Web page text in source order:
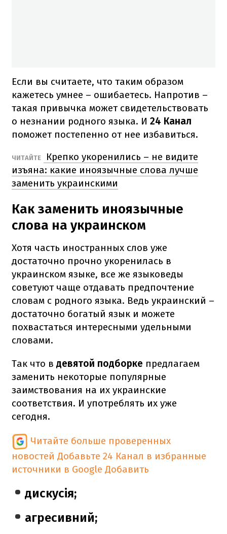
Если вы считаете, что таким образом
кажетесь умнее – ошибаетесь. Напротив –
такая привычка может свидетельствовать
о незнании родного языка. И 24 Канал
поможет постепенно от нее избавиться.
ЧИТАЙТЕ
Крепко укоренились – не видите
изъяна: какие иноязычные слова лучше
заменить украинскими
Как заменить иноязычные
слова на украинском
Хотя часть иностранных слов уже
достаточно прочно укоренилась в
украинском языке, все же языковеды
советуют чаще отдавать предпочтение
словам с родного языка. Ведь украинский –
достаточно богатый язык и можете
похвастаться интересными удельными
словами.
Так что в девятой подборке предлагаем
заменить некоторые популярные
заимствования на их украинские
соответствия. И употреблять их уже
сегодня.
Читайте больше проверенных
новостей Добавьте 24 Канал в избранные
источники в Google Добавить
дискусія;
агресивний;